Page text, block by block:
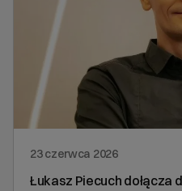
23 czerwca 2026
Łukasz Piecuch dołącza